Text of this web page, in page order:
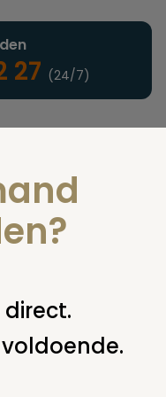
27 (24/7)
uitvaart door
direct.